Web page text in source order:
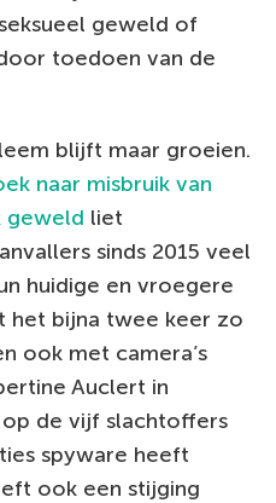
geweld of
toedoen van de
blijft maar groeien.
naar misbruik van
geweld liet
sinds 2015 veel
huidige en vroegere
het bijna twee keer zo
ook met camera’s
Auclert in
de vijf slachtoffers
spyware heeft
ook een stijging